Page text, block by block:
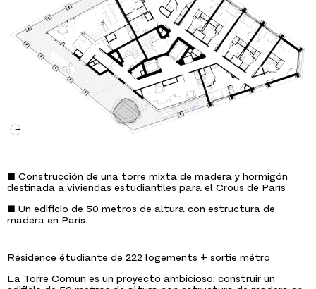
■ Construcción de una torre mixta de madera y hormigón
destinada a viviendas estudiantiles para el Crous de París
■ Un edificio de 50 metros de altura con estructura de
madera en París.
Résidence étudiante de 222 logements + sortie métro
La Torre Común es un proyecto ambicioso: construir un